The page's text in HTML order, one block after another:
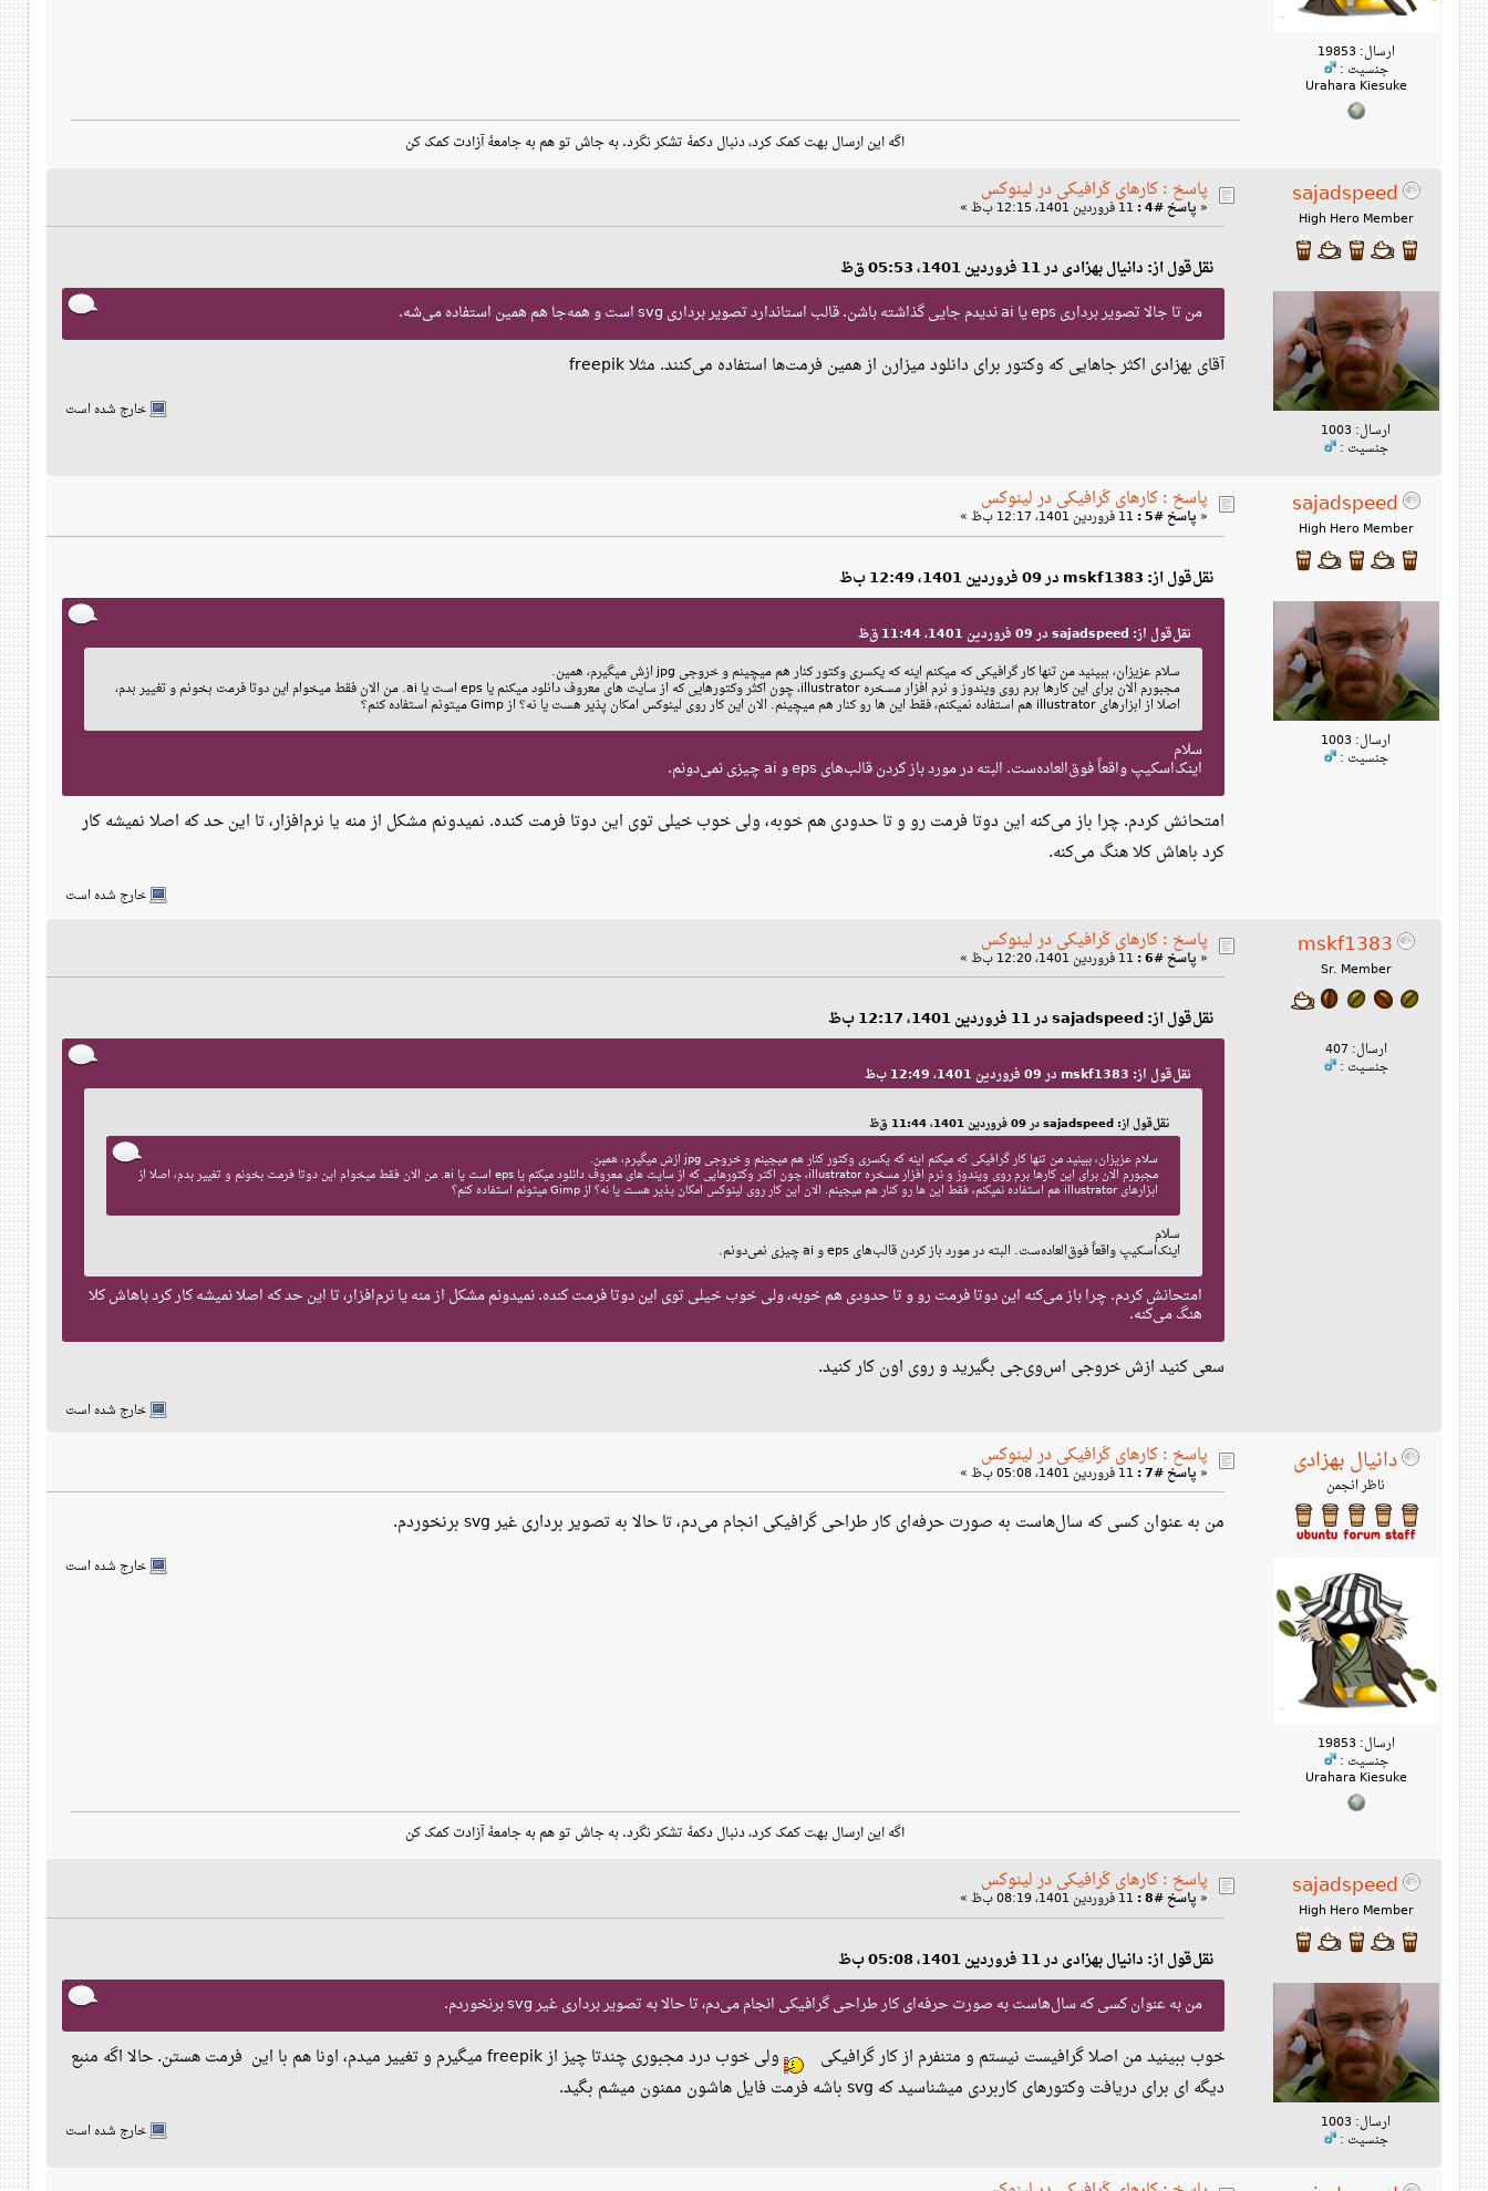
ارسال: 19853
جنسیت :
Urahara Kiesuke
اگه این ارسال بهت کمک کرد، دنبال دکمهٔ تشکر نگرد. به جاش تو هم به جامعهٔ آزادت کمک کن
sajadspeed
High Hero Member
ارسال: 1003
جنسیت :
پاسخ : کارهای گرافیکی در لینوکس
« پاسخ #4 :
نقل‌قول از: دانیال بهزادی در 11 فروردین 1401، 05:53 ق‌ظ
من تا جالا تصویر برداری eps یا ai ندیدم جایی گذاشته باشن. قالب استاندارد تصویر برداری svg است و همه‌جا هم همین استفاده می‌شه.
آقای بهزادی اکثر جاهایی که وکتور برای دانلود میزارن از همین فرمت‌ها استفاده می‌کنند. مثلا freepik
خارج شده است
sajadspeed
High Hero Member
ارسال: 1003
جنسیت :
پاسخ : کارهای گرافیکی در لینوکس
« پاسخ #5 :
نقل‌قول از: mskf1383 در 09 فروردین 1401، 12:49 ب‌ظ
نقل‌قول از: sajadspeed در 09 فروردین 1401، 11:44 ق‌ظ
سلام عزیزان، ببینید من تنها کار گرافیکی که میکنم اینه که یکسری وکتور کنار هم میچینم و خروجی jpg ازش میگیرم، همین.
مجبورم الان برای این کارها برم روی ویندوز و نرم افزار مسخره illustrator، چون اکثر وکتورهایی که از سایت های معروف دانلود میکنم یا eps است یا ai. من الان فقط میخوام این دوتا فرمت بخونم و تغییر بدم،
اصلا از ابزارهای illustrator هم استفاده نمیکنم، فقط این ها رو کنار هم میچینم. الان این کار روی لینوکس امکان پذیر هست یا نه؟ از Gimp میتونم استفاده کنم؟
سلام
اینک‌اسکیپ واقعاً فوق‌العاده‌ست. البته در مورد باز کردن قالب‌های eps و ai چیزی نمی‌دونم.
امتحانش کردم. چرا باز می‌کنه این دوتا فرمت رو و تا حدودی هم خوبه، ولی خوب خیلی توی این دوتا فرمت کنده. نمیدونم مشکل از منه یا نرم‌افزار، تا این حد که اصلا نمیشه کار
کرد باهاش کلا هنگ می‌کنه.
خارج شده است
mskf1383
Sr. Member
ارسال: 407
جنسیت :
پاسخ : کارهای گرافیکی در لینوکس
« پاسخ #6 :
نقل‌قول از: sajadspeed در 11 فروردین 1401، 12:17 ب‌ظ
نقل‌قول از: mskf1383 در 09 فروردین 1401، 12:49 ب‌ظ
نقل‌قول از: sajadspeed در 09 فروردین 1401، 11:44 ق‌ظ
سلام عزیزان، ببینید من تنها کار گرافیکی که میکنم اینه که یکسری وکتور کنار هم میچینم و خروجی jpg ازش میگیرم، همین.
مجبورم الان برای این کارها برم روی ویندوز و نرم افزار مسخره illustrator، چون اکثر وکتورهایی که از سایت های معروف دانلود میکنم یا eps است یا ai. من الان فقط میخوام این دوتا فرمت بخونم و تغییر بدم، اصلا از
ابزارهای illustrator هم استفاده نمیکنم، فقط این ها رو کنار هم میچینم. الان این کار روی لینوکس امکان پذیر هست یا نه؟ از Gimp میتونم استفاده کنم؟
سلام
اینک‌اسکیپ واقعاً فوق‌العاده‌ست. البته در مورد باز کردن قالب‌های eps و ai چیزی نمی‌دونم.
امتحانش کردم. چرا باز می‌کنه این دوتا فرمت رو و تا حدودی هم خوبه، ولی خوب خیلی توی این دوتا فرمت کنده. نمیدونم مشکل از منه یا نرم‌افزار، تا این حد که اصلا نمیشه کار کرد باهاش کلا
هنگ می‌کنه.
سعی کنید ازش خروجی اس‌وی‌جی بگیرید و روی اون کار کنید.
خارج شده است
دانیال بهزادی
ناظر انجمن
ارسال: 19853
جنسیت :
Urahara Kiesuke
پاسخ : کارهای گرافیکی در لینوکس
« پاسخ #7 :
من به عنوان کسی که سال‌هاست به صورت حرفه‌ای کار طراحی گرافیکی انجام می‌دم، تا حالا به تصویر برداری غیر svg برنخوردم.
خارج شده است
اگه این ارسال بهت کمک کرد، دنبال دکمهٔ تشکر نگرد. به جاش تو هم به جامعهٔ آزادت کمک کن
sajadspeed
High Hero Member
ارسال: 1003
جنسیت :
پاسخ : کارهای گرافیکی در لینوکس
« پاسخ #8 :
نقل‌قول از: دانیال بهزادی در 11 فروردین 1401، 05:08 ب‌ظ
من به عنوان کسی که سال‌هاست به صورت حرفه‌ای کار طراحی گرافیکی انجام می‌دم، تا حالا به تصویر برداری غیر svg برنخوردم.
خوب ببینید من اصلا گرافیست نیستم و متنفرم از کار گرافیکی
ولی خوب درد مجبوری چندتا چیز از freepik میگیرم و تغییر میدم، اونا هم با این فرمت هستن. حالا اگه منبع
دیگه ای برای دریافت وکتورهای کاربردی میشناسید که svg باشه فرمت فایل هاشون ممنون میشم بگید.
خارج شده است